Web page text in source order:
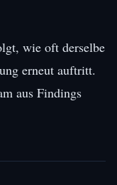
wie oft derselbe
erneut auftritt.
aus Findings